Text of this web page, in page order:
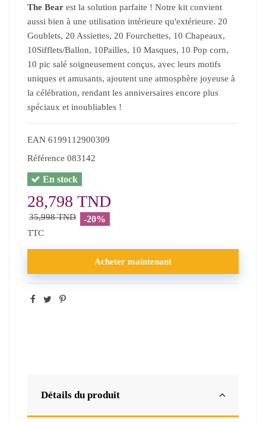
The Bear est la solution parfaite ! Notre kit convient
aussi bien à une utilisation intérieure qu'extérieure. 20
Goublets, 20 Assiettes, 20 Fourchettes, 10 Chapeaux,
10Sifflets/Ballon, 10Pailles, 10 Masques, 10 Pop corn,
10 pic salé soigneusement conçus, avec leurs motifs
uniques et amusants, ajoutent une atmosphère joyeuse à
la célébration, rendant les anniversaires encore plus
spéciaux et inoubliables !
EAN 6199112900309
Référence 083142
En stock
28,798 TND
35,998 TND -20%
TTC
Acheter maintenant
Détails du produit